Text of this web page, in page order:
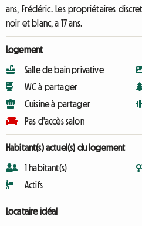
ans, Frédéric. Les propriétaires
noir et blanc, a 17 ans.
Logement
Salle de bain privative
WC à partager
Cuisine à partager
Pas d'accès salon
Habitant(s) actuel(s) du logement
1 habitant(s)
Actifs
Locataire idéal